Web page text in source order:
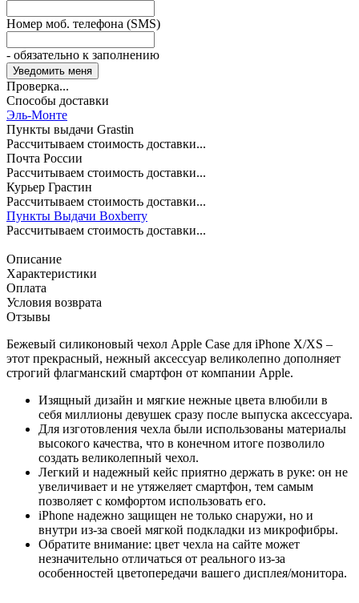
Номер моб. телефона (SMS)
- обязательно к заполнению
Проверка...
Способы доставки
Эль-Монте
Пункты выдачи Grastin
Рассчитываем стоимость доставки...
Почта России
Рассчитываем стоимость доставки...
Курьер Грастин
Рассчитываем стоимость доставки...
Пункты Выдачи Boxberry
Рассчитываем стоимость доставки...
Описание
Характеристики
Оплата
Условия возврата
Отзывы
Бежевый силиконовый чехол Apple Case для iPhone X/XS –
этот прекрасный, нежный аксессуар великолепно дополняет
строгий флагманский смартфон от компании Apple.
Изящный дизайн и мягкие нежные цвета влюбили в
себя миллионы девушек сразу после выпуска аксессуара.
Для изготовления чехла были использованы материалы
высокого качества, что в конечном итоге позволило
создать великолепный чехол.
Легкий и надежный кейс приятно держать в руке: он не
увеличивает и не утяжеляет смартфон, тем самым
позволяет с комфортом использовать его.
iPhone надежно защищен не только снаружи, но и
внутри из-за своей мягкой подкладки из микрофибры.
Обратите внимание: цвет чехла на сайте может
незначительно отличаться от реального из-за
особенностей цветопередачи вашего дисплея/монитора.